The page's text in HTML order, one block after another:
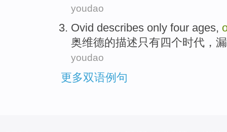
youdao
Ovid describes only four ages,
奥维德的描述只有 四个时代 ，
youdao
更多双语例句